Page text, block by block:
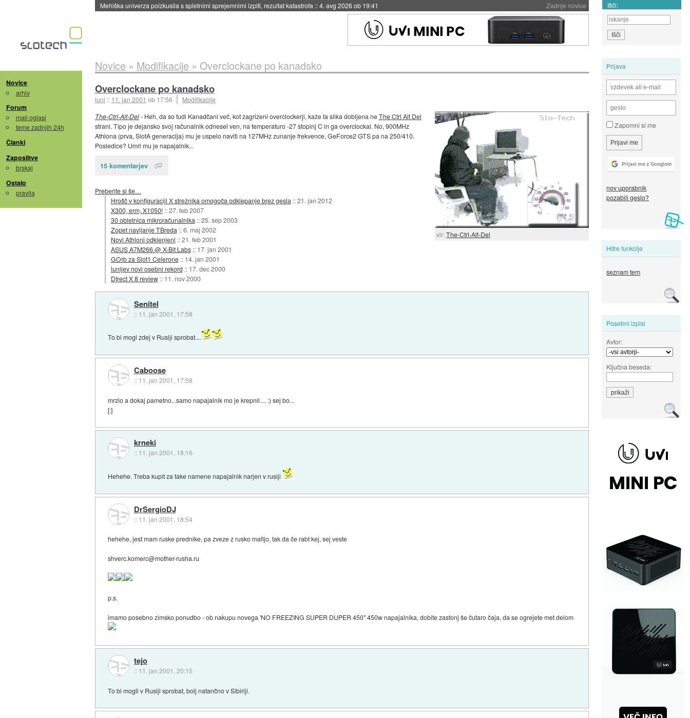
Zadnje novice
Mehiška univerza poizkusila s spletnimi sprejemnimi izpiti, rezultat katastrofa ::4. avg 2026 ob 19:41 Išči:
Novice
arhiv
Forum
mali oglasi
teme zadnjih 24h
Članki
Zaposlitve
brskaj
Ostalo
pravila
Prijava
Zapomni si me
nov uporabnik
pozabili geslo?
Hitre funkcije
seznam tem
Posebni izpisi
Avtor:
Ključna beseda:
Novice » Modifikacije » Overclockane po kanadsko
Overclockane po kanadsko
luni :: 11. jan 2001 ob 17:56 Modifikacije
vir:The-Ctrl-Alt-Del
The-Ctrl-Alt-Del- Heh, da so tudi Kanadčani več, kot zagrizeni overclockerji, kaže ta slika dobljena neThe Ctrl Alt Del
strani. Tipo je dejansko svoj računalnik odnesel ven, na temperaturo -27 stopinj C in ga overclockal. No, 900MHz
Athlona (prva, SlotA generacija) mu je uspelo naviti na 127MHz zunanje frekvence, GeForce2 GTS pa na 250/410.
Posledice? Umrl mu je napajalnik...
15 komentarjev
Preberite si še…
Hrošč v konfiguraciji X strežnika omogoča odklepanje brez gesla ::21. jan 2012
X300, erm, X1050! ::27. feb 2007
30 obletnica mikroračunalnika ::25. sep 2003
Zopet navijanje TBreda ::6. maj 2002
Novi Athloni odklenjeni ::21. feb 2001
ASUS A7M266 @ X-Bit Labs :: 17. jan 2001
GOrb za Slot1 Celerone :: 14. jan 2001
lunijev novi osebni rekord :: 17. dec 2000
DIrect X 8 review :: 11. nov 2000
Senitel
:: 11. jan 2001, 17:58
To bi mogl zdej v Rusiji sprobat....
Caboose
:: 11. jan 2001, 17:58
mrzlo a dokaj pametno...samo napajalnik mo je krepnil.... :) sej bo...
[:]
krneki
:: 11. jan 2001, 18:16
Hehehe. Treba kupit za take namene napajalnik narjen v rusiji
DrSergioDJ
:: 11. jan 2001, 18:54
hehehe, jest mam ruske prednike, pa zveze z rusko mafijo, tak da če rabt kej, sej veste
shverc.komerc@mother-rusha.ru
p.s.
imamo posebno zimsko ponudbo - ob nakupu novega 'NO FREEZING SUPER DUPER 450'' 450w napajalnika, dobite zastonj še čutaro čaja, da se ogrejete met delom
tejo
:: 11. jan 2001, 20:15
To bi mogli v Rusiji sprobat, bolj natančno v Sibiriji.